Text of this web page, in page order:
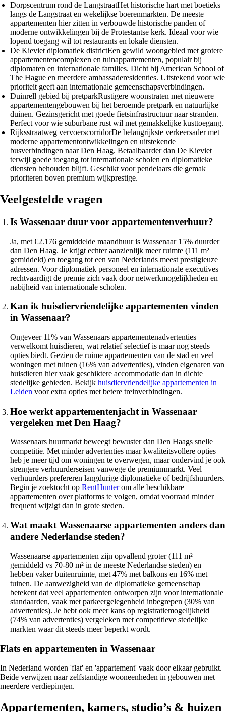
Dorpscentrum rond de LangstraatHet historische hart met boetieks
langs de Langstraat en wekelijkse boerenmarkten. De meeste
appartementen hier zitten in verbouwde historische panden of
moderne ontwikkelingen bij de Protestantse kerk. Ideaal voor wie
lopend toegang wil tot restaurants en lokale diensten.
De Kieviet diplomatiek districtEen gewild woongebied met grotere
appartementencomplexen en tuinappartementen, populair bij
diplomaten en internationale families. Dicht bij American School of
The Hague en meerdere ambassaderesidenties. Uitstekend voor wie
prioriteit geeft aan internationale gemeenschapsverbindingen.
Duinrell gebied bij pretparkRustigere woonstraten met nieuwere
appartementengebouwen bij het beroemde pretpark en natuurlijke
duinen. Gezinsgericht met goede fietsinfrastructuur naar stranden.
Perfect voor wie suburbane rust wil met gemakkelijke kusttoegang.
Rijksstraatweg vervoerscorridorDe belangrijkste verkeersader met
moderne appartementontwikkelingen en uitstekende
busverbindingen naar Den Haag. Betaalbaarder dan De Kieviet
terwijl goede toegang tot internationale scholen en diplomatieke
diensten behouden blijft. Geschikt voor pendelaars die gemak
prioriteren boven premium wijkprestige.
Veelgestelde vragen
Is Wassenaar duur voor appartementenverhuur?
Ja, met €2.176 gemiddelde maandhuur is Wassenaar 15% duurder
dan Den Haag. Je krijgt echter aanzienlijk meer ruimte (111 m²
gemiddeld) en toegang tot een van Nederlands meest prestigieuze
adressen. Voor diplomatiek personeel en internationale executives
rechtvaardigt de premie zich vaak door netwerkmogelijkheden en
nabijheid van internationale scholen.
Kan ik huisdiervriendelijke appartementen vinden
in Wassenaar?
Ongeveer 11% van Wassenaars appartementenadvertenties
verwelkomt huisdieren, wat relatief selectief is maar nog steeds
opties biedt. Gezien de ruime appartementen van de stad en veel
woningen met tuinen (16% van advertenties), vinden eigenaren van
huisdieren hier vaak geschiktere accommodatie dan in dichte
stedelijke gebieden. Bekijk huisdiervriendelijke appartementen in
Leiden voor extra opties met betere treinverbindingen.
Hoe werkt appartementenjacht in Wassenaar
vergeleken met Den Haag?
Wassenaars huurmarkt beweegt bewuster dan Den Haags snelle
competitie. Met minder advertenties maar kwaliteitsvollere opties
heb je meer tijd om woningen te overwegen, maar ondervind je ook
strengere verhuurderseisen vanwege de premiummarkt. Veel
verhuurders prefereren langdurige diplomatieke of bedrijfshuurders.
Begin je zoektocht op RentHunterom alle beschikbare
appartementen over platforms te volgen, omdat voorraad minder
frequent wijzigt dan in grote steden.
Wat maakt Wassenaarse appartementen anders dan
andere Nederlandse steden?
Wassenaarse appartementen zijn opvallend groter (111 m²
gemiddeld vs 70-80 m² in de meeste Nederlandse steden) en
hebben vaker buitenruimte, met 47% met balkons en 16% met
tuinen. De aanwezigheid van de diplomatieke gemeenschap
betekent dat veel appartementen ontworpen zijn voor internationale
standaarden, vaak met parkeergelegenheid inbegrepen (30% van
advertenties). Je hebt ook meer kans op registratiemogelijkheid
(74% van advertenties) vergeleken met competitieve stedelijke
markten waar dit steeds meer beperkt wordt.
Flats en appartementen in Wassenaar
In Nederland worden 'flat' en 'appartement' vaak door elkaar gebruikt.
Beide verwijzen naar zelfstandige wooneenheden in gebouwen met
meerdere verdiepingen.
Appartementen, kamers, studio’s & huizen